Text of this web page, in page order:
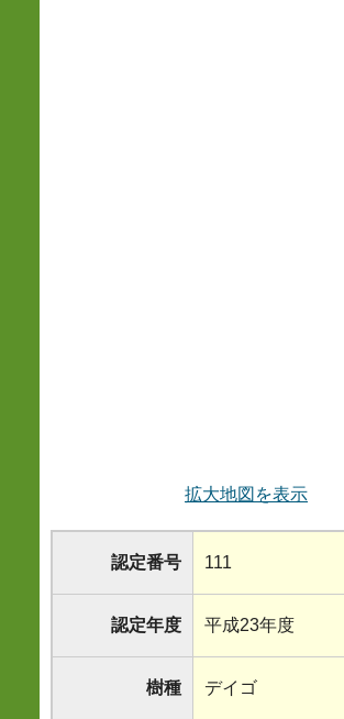
拡大地図を表示
認定番号 111
認定年度 平成23年度
樹種 デイゴ